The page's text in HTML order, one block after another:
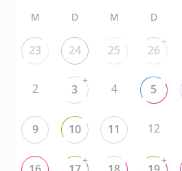
M D M D
23 24 25 26
+
2 3
+
4 5
9 10 11 12
+ +